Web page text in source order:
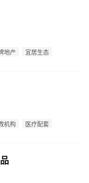
地产 宜居生态
机构 医疗配套